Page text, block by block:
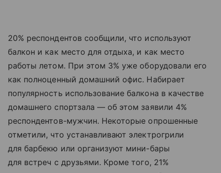
20% респондентов сообщили, что используют
балкон и как место для отдыха, и как место
работы летом. При этом 3% уже оборудовали его
как полноценный домашний офис. Набирает
популярность использование балкона в качестве
домашнего спортзала — об этом заявили 4%
респондентов-мужчин. Некоторые опрошенные
отметили, что устанавливают электрогрили
для барбекю или организуют мини-бары
для встреч с друзьями. Кроме того, 21%